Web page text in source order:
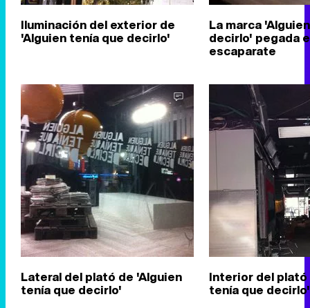
Iluminación del exterior de
'Alguien tenía que decirlo'
La marca
decirlo' pegada
escaparate
Lateral del plató de 'Alguien
tenía que decirlo'
Interior del plató
tenía que decirlo'